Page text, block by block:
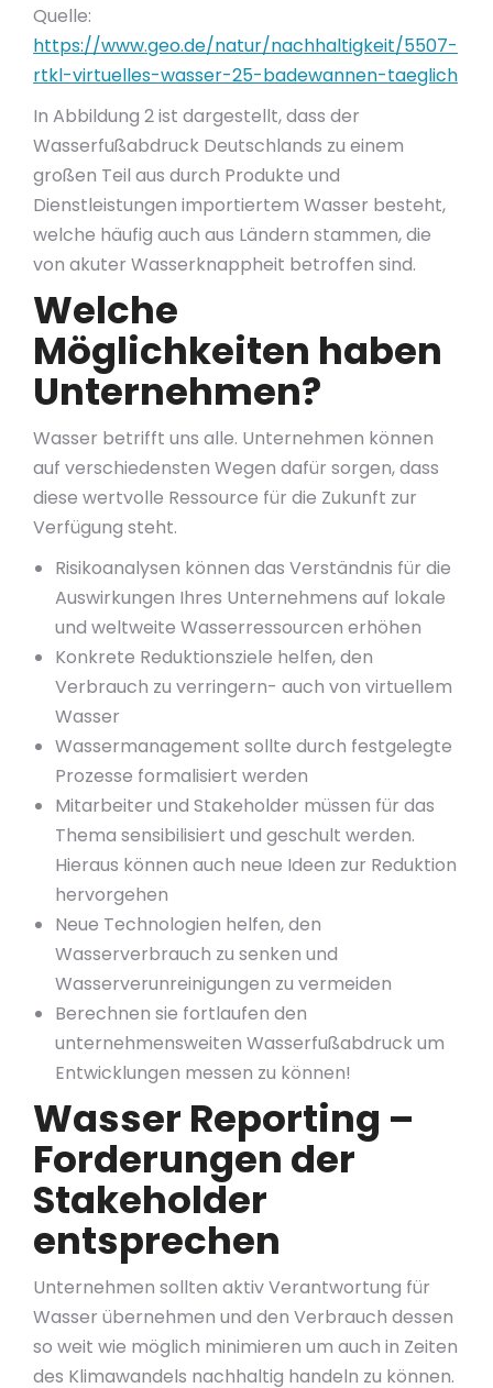
Quelle:
https://www.geo.de/natur/nachhaltigkeit/5507-
rtkl-virtuelles-wasser-25-badewannen-taeglich
In Abbildung 2 ist dargestellt, dass der
Wasserfußabdruck Deutschlands zu einem
großen Teil aus durch Produkte und
Dienstleistungen importiertem Wasser besteht,
welche häufig auch aus Ländern stammen, die
von akuter Wasserknappheit betroffen sind.
Welche
Möglichkeiten haben
Unternehmen?
Wasser betrifft uns alle. Unternehmen können
auf verschiedensten Wegen dafür sorgen, dass
diese wertvolle Ressource für die Zukunft zur
Verfügung steht.
Risikoanalysen können das Verständnis für die
Auswirkungen Ihres Unternehmens auf lokale
und weltweite Wasserressourcen erhöhen
Konkrete Reduktionsziele helfen, den
Verbrauch zu verringern- auch von virtuellem
Wasser
Wassermanagement sollte durch festgelegte
Prozesse formalisiert werden
Mitarbeiter und Stakeholder müssen für das
Thema sensibilisiert und geschult werden.
Hieraus können auch neue Ideen zur Reduktion
hervorgehen
Neue Technologien helfen, den
Wasserverbrauch zu senken und
Wasserverunreinigungen zu vermeiden
Berechnen sie fortlaufen den
unternehmensweiten Wasserfußabdruck um
Entwicklungen messen zu können!
Wasser Reporting –
Forderungen der
Stakeholder
entsprechen
Unternehmen sollten aktiv Verantwortung für
Wasser übernehmen und den Verbrauch dessen
so weit wie möglich minimieren um auch in Zeiten
des Klimawandels nachhaltig handeln zu können.